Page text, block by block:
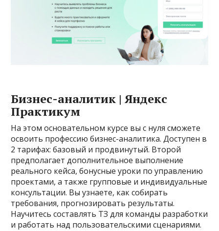
Бизнес-аналитик | Яндекс
Практикум
На этом основательном курсе вы с нуля сможете
освоить профессию бизнес-аналитика. Доступен в
2 тарифах: базовый и продвинутый. Второй
предполагает дополнительное выполнение
реального кейса, бонусные уроки по управлению
проектами, а также групповые и индивидуальные
консультации. Вы узнаете, как собирать
требования, прогнозировать результаты.
Научитесь составлять ТЗ для команды разработки
и работать над пользовательскими сценариями.